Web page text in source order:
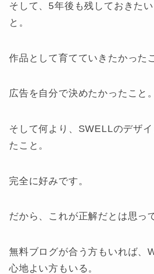
そして、5年後も残しておきた
と。
作品として育てていきたかった
広告を自分で決めたかったこと。
そして何より、SWELLのデザ
たこと。
完全に好みです。
だから、これが正解だとは思っ
無料ブログが合う方もいれば、
心地よい方もいる。